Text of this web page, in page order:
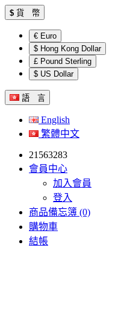
$ 貨 幣
€ Euro
$ Hong Kong Dollar
£ Pound Sterling
$ US Dollar
語 言
English
繁體中文
21563283
會員中心
加入會員
登入
商品備忘簿 (0)
購物車
結帳